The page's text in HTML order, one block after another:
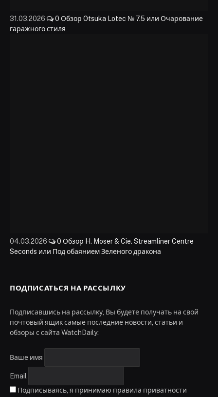
31.03.2026 0 Обзор Otsuka Lotec № 7.5 или Очарование
гаражного стиля
04.03.2026 0 Обзор H. Moser & Cie. Streamliner Centre
Seconds или Под обаянием Зеленого дракона
ПОДПИСАТЬСЯ НА РАССЫЛКУ
Подписавшись на рассылку, Вы будете получать на свой
почтовый ящик самые последние новости, статьи и
обзоры с сайта WatchDaily:
Ваше имя
Email
Подписываясь, я принимаю правила приватности